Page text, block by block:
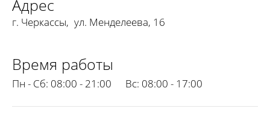
Адрес
г. Черкассы, ул. Менделеева, 16
Время работы
Пн - Сб: 08:00 - 21:00 Вс: 08:00 - 17:00